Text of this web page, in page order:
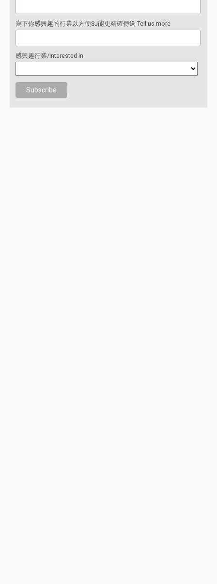
寫下你感興趣的行業以方便SJ能更精確傳送 Tell us more
感興趣行業/Interested in